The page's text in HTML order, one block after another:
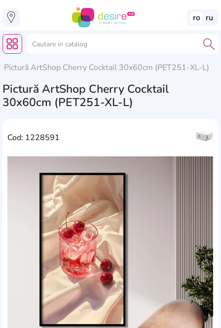
ro ru
Pictură ArtShop Cherry Cocktail 30x60cm (PET251-XL-L)
Pictură ArtShop Cherry Cocktail
30x60cm (PET251-XL-L)
Cod: 1228591